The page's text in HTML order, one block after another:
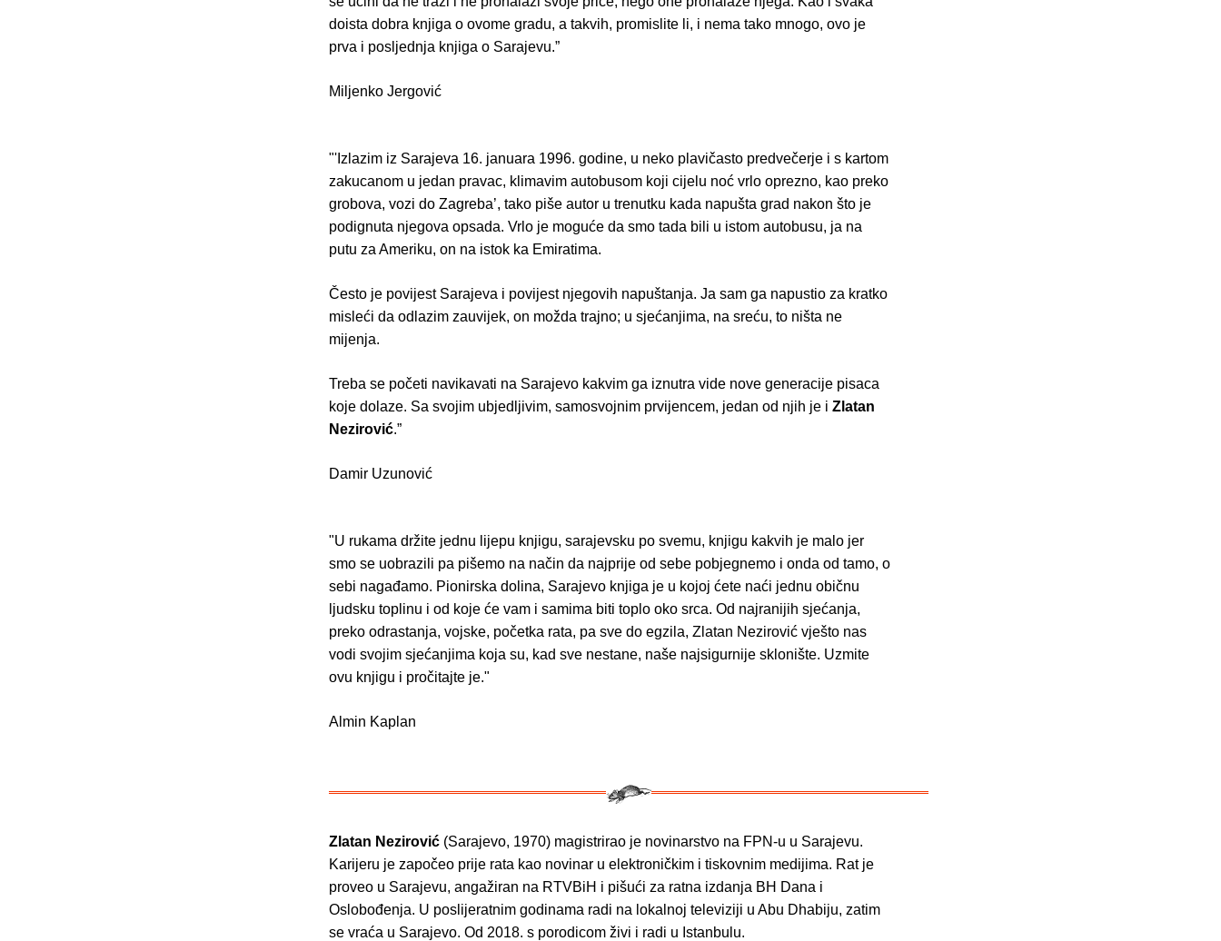
doista dobra knjiga o ovome gradu, a takvih, promislite li, i nema tako mnogo, ovo je
prva i posljednja knjiga o Sarajevu.”
Miljenko Jergović
"'Izlazim iz Sarajeva 16. januara 1996. godine, u neko plavičasto predvečerje i s kartom
zakucanom u jedan pravac, klimavim autobusom koji cijelu noć vrlo oprezno, kao preko
grobova, vozi do Zagreba’, tako piše autor u trenutku kada napušta grad nakon što je
podignuta njegova opsada. Vrlo je moguće da smo tada bili u istom autobusu, ja na
putu za Ameriku, on na istok ka Emiratima.
Često je povijest Sarajeva i povijest njegovih napuštanja. Ja sam ga napustio za kratko
misleći da odlazim zauvijek, on možda trajno; u sjećanjima, na sreću, to ništa ne
mijenja.
Treba se početi navikavati na Sarajevo kakvim ga iznutra vide nove generacije pisaca
koje dolaze. Sa svojim ubjedljivim, samosvojnim prvijencem, jedan od njih je i Zlatan
Nezirović.”
Damir Uzunović
"U rukama držite jednu lijepu knjigu, sarajevsku po svemu, knjigu kakvih je malo jer
smo se uobrazili pa pišemo na način da najprije od sebe pobjegnemo i onda od tamo, o
sebi nagađamo. Pionirska dolina, Sarajevo knjiga je u kojoj ćete naći jednu običnu
ljudsku toplinu i od koje će vam i samima biti toplo oko srca. Od najranijih sjećanja,
preko odrastanja, vojske, početka rata, pa sve do egzila, Zlatan Nezirović vješto nas
vodi svojim sjećanjima koja su, kad sve nestane, naše najsigurnije sklonište. Uzmite
ovu knjigu i pročitajte je."
Almin Kaplan
Zlatan Nezirović (Sarajevo, 1970) magistrirao je novinarstvo na FPN-u u Sarajevu.
Karijeru je započeo prije rata kao novinar u elektroničkim i tiskovnim medijima. Rat je
proveo u Sarajevu, angažiran na RTVBiH i pišući za ratna izdanja BH Dana i
Oslobođenja. U poslijeratnim godinama radi na lokalnoj televiziji u Abu Dhabiju, zatim
se vraća u Sarajevo. Od 2018. s porodicom živi i radi u Istanbulu.